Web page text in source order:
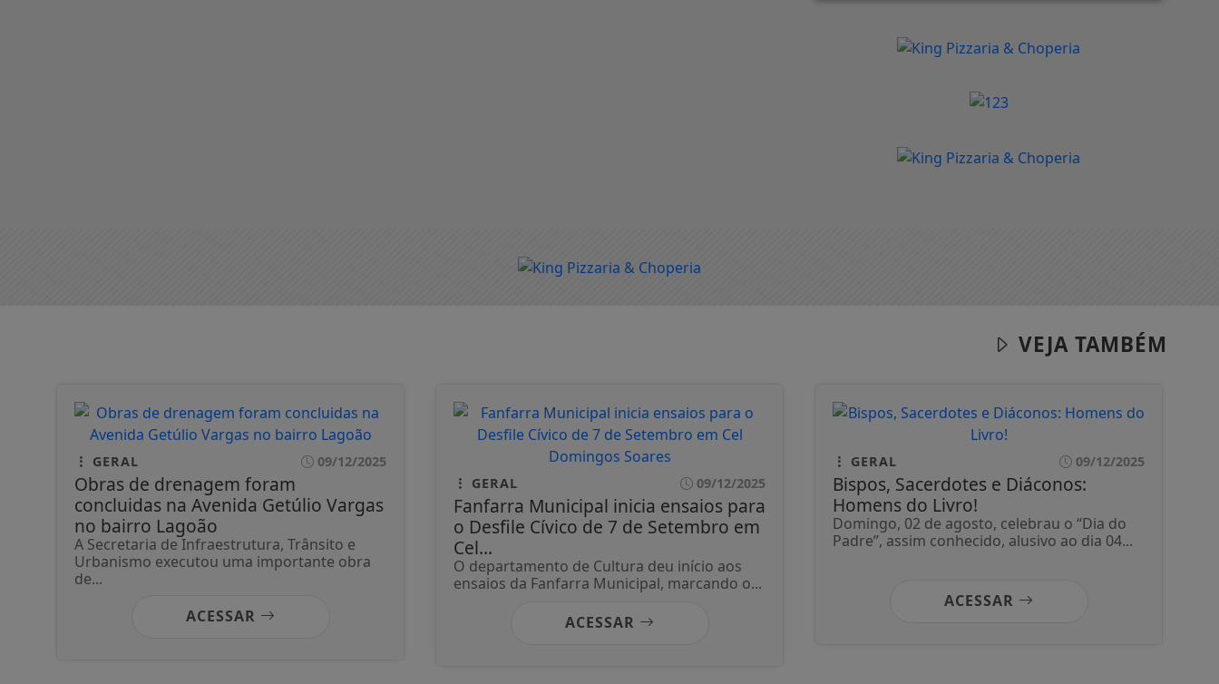
VEJA TAMBÉM
GERAL 09/12/2025
Obras de drenagem foram
concluidas na Avenida Getúlio Vargas
no bairro Lagoão
A Secretaria de Infraestrutura, Trânsito e
Urbanismo executou uma importante obra
de...
ACESSAR
GERAL 09/12/2025
Fanfarra Municipal inicia ensaios para
o Desfile Cívico de 7 de Setembro em
Cel...
O departamento de Cultura deu início aos
ensaios da Fanfarra Municipal, marcando o...
ACESSAR
GERAL 09/12/2025
Bispos, Sacerdotes e Diáconos:
Homens do Livro!
Domingo, 02 de agosto, celebrau o “Dia do
Padre”, assim conhecido, alusivo ao dia 04...
ACESSAR